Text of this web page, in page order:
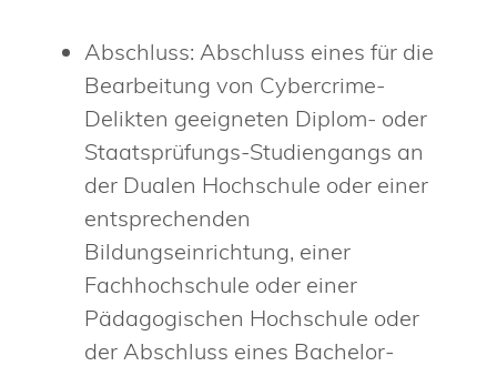
Abschluss: Abschluss eines für die
Bearbeitung von Cybercrime-
Delikten geeigneten Diplom- oder
Staatsprüfungs-Studiengangs an
der Dualen Hochschule oder einer
entsprechenden
Bildungseinrichtung, einer
Fachhochschule oder einer
Pädagogischen Hochschule oder
der Abschluss eines Bachelor-